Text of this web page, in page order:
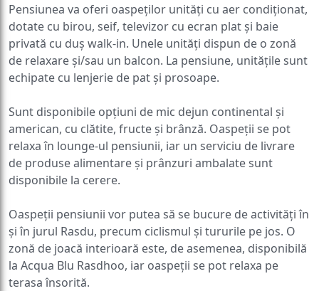
Pensiunea va oferi oaspeților unități cu aer condiționat,
dotate cu birou, seif, televizor cu ecran plat și baie
privată cu duș walk-in. Unele unități dispun de o zonă
de relaxare și/sau un balcon. La pensiune, unitățile sunt
echipate cu lenjerie de pat și prosoape.
Sunt disponibile opțiuni de mic dejun continental și
american, cu clătite, fructe și brânză. Oaspeții se pot
relaxa în lounge-ul pensiunii, iar un serviciu de livrare
de produse alimentare și prânzuri ambalate sunt
disponibile la cerere.
Oaspeții pensiunii vor putea să se bucure de activități în
și în jurul Rasdu, precum ciclismul și tururile pe jos. O
zonă de joacă interioară este, de asemenea, disponibilă
la Acqua Blu Rasdhoo, iar oaspeții se pot relaxa pe
terasa însorită.